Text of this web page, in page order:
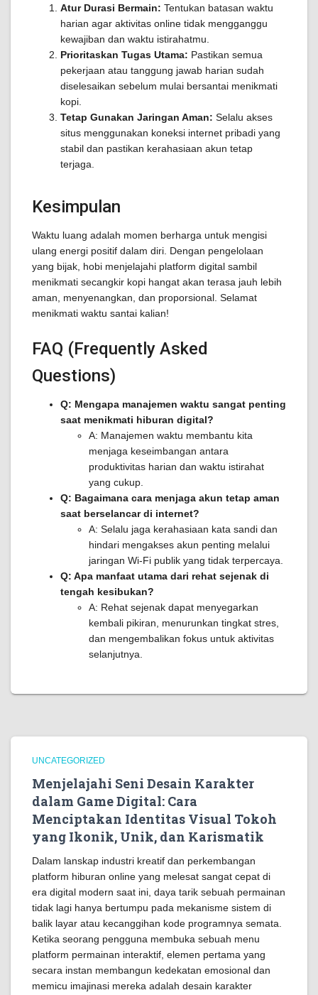
Atur Durasi Bermain: Tentukan batasan waktu
harian agar aktivitas online tidak mengganggu
kewajiban dan waktu istirahatmu.
Prioritaskan Tugas Utama: Pastikan semua
pekerjaan atau tanggung jawab harian sudah
diselesaikan sebelum mulai bersantai menikmati
kopi.
Tetap Gunakan Jaringan Aman: Selalu akses
situs menggunakan koneksi internet pribadi yang
stabil dan pastikan kerahasiaan akun tetap
terjaga.
Kesimpulan
Waktu luang adalah momen berharga untuk mengisi
ulang energi positif dalam diri. Dengan pengelolaan
yang bijak, hobi menjelajahi platform digital sambil
menikmati secangkir kopi hangat akan terasa jauh lebih
aman, menyenangkan, dan proporsional. Selamat
menikmati waktu santai kalian!
FAQ (Frequently Asked
Questions)
Q: Mengapa manajemen waktu sangat penting
saat menikmati hiburan digital?
A: Manajemen waktu membantu kita
menjaga keseimbangan antara
produktivitas harian dan waktu istirahat
yang cukup.
Q: Bagaimana cara menjaga akun tetap aman
saat berselancar di internet?
A: Selalu jaga kerahasiaan kata sandi dan
hindari mengakses akun penting melalui
jaringan Wi-Fi publik yang tidak terpercaya.
Q: Apa manfaat utama dari rehat sejenak di
tengah kesibukan?
A: Rehat sejenak dapat menyegarkan
kembali pikiran, menurunkan tingkat stres,
dan mengembalikan fokus untuk aktivitas
selanjutnya.
UNCATEGORIZED
Menjelajahi Seni Desain Karakter
dalam Game Digital: Cara
Menciptakan Identitas Visual Tokoh
yang Ikonik, Unik, dan Karismatik
Dalam lanskap industri kreatif dan perkembangan
platform hiburan online yang melesat sangat cepat di
era digital modern saat ini, daya tarik sebuah permainan
tidak lagi hanya bertumpu pada mekanisme sistem di
balik layar atau kecanggihan kode programnya semata.
Ketika seorang pengguna membuka sebuah menu
platform permainan interaktif, elemen pertama yang
secara instan membangun kedekatan emosional dan
memicu imajinasi mereka adalah desain karakter